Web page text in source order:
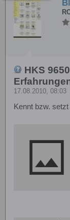
HKS
17.08.2010, 08:03
Kennt bzw.